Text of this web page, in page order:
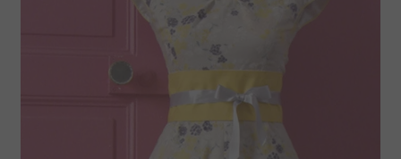
La boutique Tissumi
Love Nani Iro et jolis tissus